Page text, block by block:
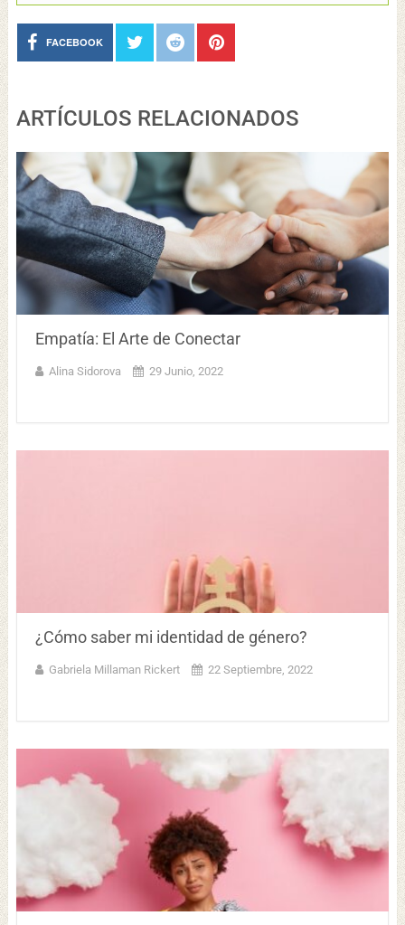
FACEBOOK
ARTÍCULOS RELACIONADOS
Empatía: El Arte de Conectar
Alina Sidorova 29 Junio, 2022
¿Cómo saber mi identidad de género?
Gabriela Millaman Rickert 22 Septiembre, 2022